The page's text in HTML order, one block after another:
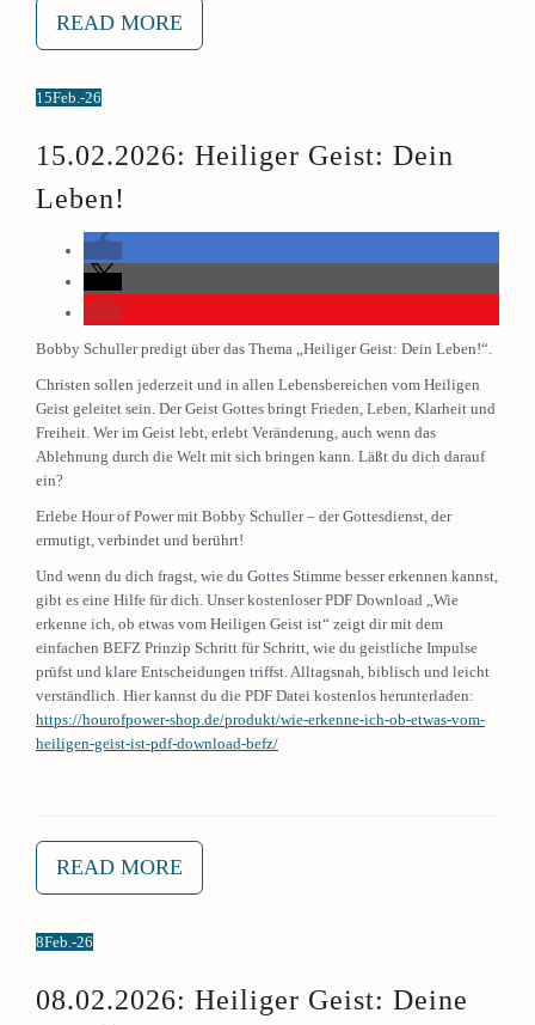
READ MORE
15Feb.-26
15.02.2026: Heiliger Geist: Dein
Leben!
Bobby Schuller predigt über das Thema „Heiliger Geist: Dein Leben!“.
Christen sollen jederzeit und in allen Lebensbereichen vom Heiligen
Geist geleitet sein. Der Geist Gottes bringt Frieden, Leben, Klarheit und
Freiheit. Wer im Geist lebt, erlebt Veränderung, auch wenn das
Ablehnung durch die Welt mit sich bringen kann. Läßt du dich darauf
ein?
Erlebe Hour of Power mit Bobby Schuller – der Gottesdienst, der
ermutigt, verbindet und berührt!
Und wenn du dich fragst, wie du Gottes Stimme besser erkennen kannst,
gibt es eine Hilfe für dich. Unser kostenloser PDF Download „Wie
erkenne ich, ob etwas vom Heiligen Geist ist“ zeigt dir mit dem
einfachen BEFZ Prinzip Schritt für Schritt, wie du geistliche Impulse
prüfst und klare Entscheidungen triffst. Alltagsnah, biblisch und leicht
verständlich. Hier kannst du die PDF Datei kostenlos herunterladen:
https://hourofpower-shop.de/produkt/wie-erkenne-ich-ob-etwas-vom-
heiligen-geist-ist-pdf-download-befz/
READ MORE
8Feb.-26
08.02.2026: Heiliger Geist: Deine